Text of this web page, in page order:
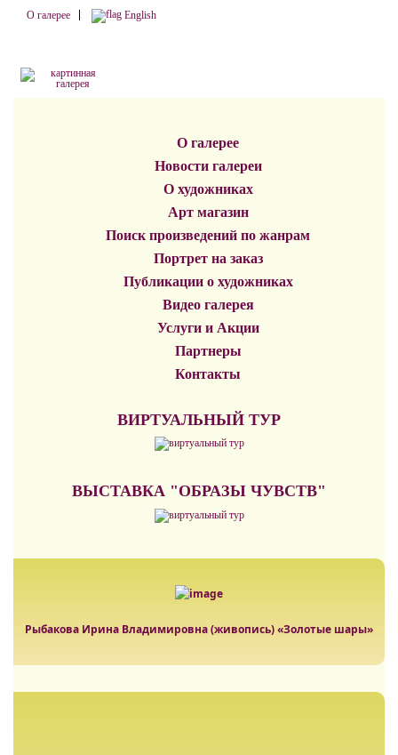
О галерее English
О галерее
Новости галереи
О художниках
Арт магазин
Поиск произведений по жанрам
Портрет на заказ
Публикации о художниках
Видео галерея
Услуги и Акции
Партнеры
Контакты
ВИРТУАЛЬНЫЙ ТУР
ВЫСТАВКА "ОБРАЗЫ ЧУВСТВ"
Рыбакова Ирина Владимировна (живопись) «Золотые шары»